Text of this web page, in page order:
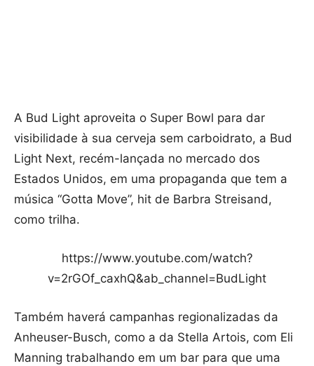
A Bud Light aproveita o Super Bowl para dar
visibilidade à sua cerveja sem carboidrato, a Bud
Light Next, recém-lançada no mercado dos
Estados Unidos, em uma propaganda que tem a
música “Gotta Move”, hit de Barbra Streisand,
como trilha.
https://www.youtube.com/watch?
v=2rGOf_caxhQ&ab_channel=BudLight
Também haverá campanhas regionalizadas da
Anheuser-Busch, como a da Stella Artois, com Eli
Manning trabalhando em um bar para que uma